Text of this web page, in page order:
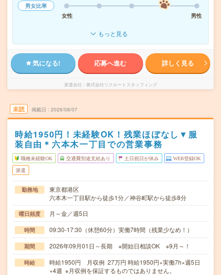
男女比率
女性
男性
もっと見る
気になる! 応募へ進む 詳しく見る
派遣会社 株式会社リクルートスタッフィング
未読 掲載日 2026/08/07
時給1950円！未経験OK！残業ほぼなし▼服
装自由＊六本木一丁目での営業事務
職種未経験OK 交通費別途支給あり 土日祝日が休み WEB登録OK
派遣
勤務地
東京都港区
六本木一丁目駅から徒歩1分／神谷町駅から徒歩8分
曜日頻度 月～金／週5日
時間 09:30-17:30（休憩60分）実働7時間（残業少なめ！）
期間 2026年09月01日～長期 ※開始日相談OK ※9月～！
時給
時給1950円 月収例 27万円 時給1950円×実働7h×週5日
×4週 ※月収例を保証するものではありません。